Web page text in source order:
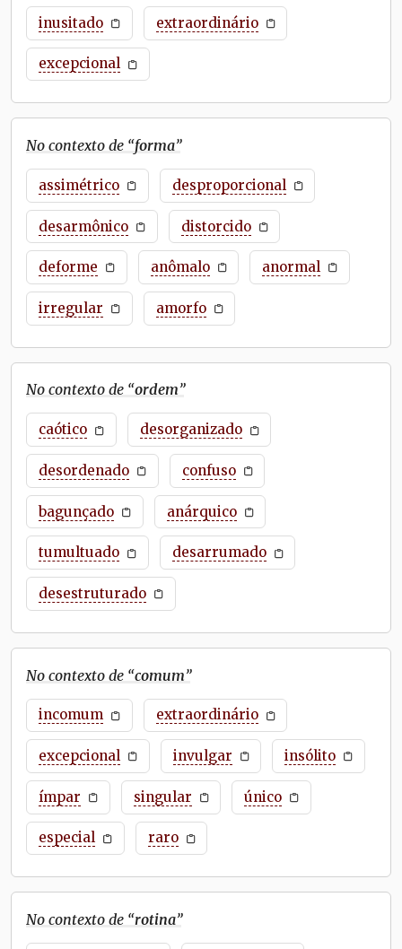
inusitado extraordinário
excepcional
No contexto de “forma”
assimétrico desproporcional
desarmônico distorcido
deforme anômalo anormal
irregular amorfo
No contexto de “ordem”
caótico desorganizado
desordenado confuso
bagunçado anárquico
tumultuado desarrumado
desestruturado
No contexto de “comum”
incomum extraordinário
excepcional invulgar insólito
ímpar singular único
especial raro
No contexto de “rotina”